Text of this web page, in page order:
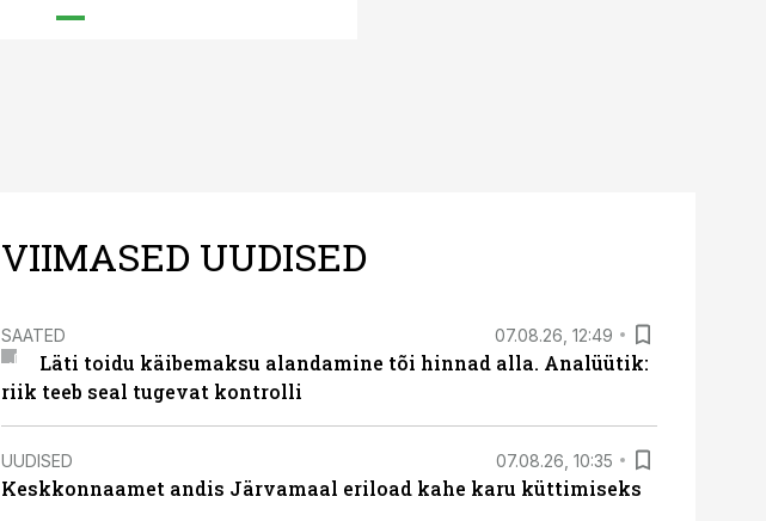
VIIMASED UUDISED
SAATED 07.08.26, 12:49
Läti toidu käibemaksu alandamine tõi hinnad alla. Analüütik:
riik teeb seal tugevat kontrolli
UUDISED 07.08.26, 10:35
Keskkonnaamet andis Järvamaal eriload kahe karu küttimiseks